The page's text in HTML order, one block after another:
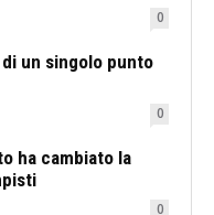
0
un singolo punto
0
ha cambiato la
0